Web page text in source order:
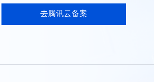
去腾讯云备案